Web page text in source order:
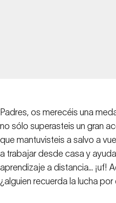
Padres, os merecéis una
no sólo superasteis un gran
que mantuvisteis a salvo a
a trabajar desde casa y
aprendizaje a distancia... ¡uf!
¿alguien recuerda la lucha